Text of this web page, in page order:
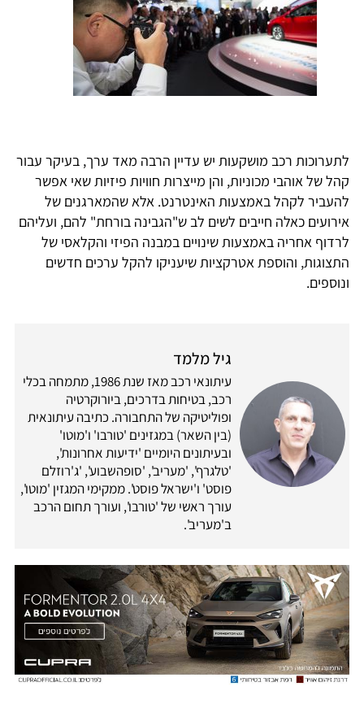
לתערוכות רכב מושקעות יש עדיין הרבה מאד ערך, בעיקר עבור
קהל של אוהבי מכוניות, והן מייצרות חוויות פיזיות שאי אפשר
להעביר לקהל באמצעות האינטרנט. אלא שהמארגנים של
אירועים כאלה חייבים לשים לב ש"הגבינה בורחת" להם, ועליהם
לרדוף אחריה באמצעות שינויים במבנה הפיזי והקלאסי של
התצוגות, והוספת אטרקציות שיעניקו להקל ערכים חדשים
ונוספים.
גיל מלמד
עיתונאי רכב מאז שנת 1986, מתמחה בכלי
רכב, בטיחות בדרכים, ביורוקרטיה
ופוליטיקה של התחבורה. כתיבה עיתונאית
(בין השאר) במגזינים 'טורבו' ו'מוטו'
ובעיתונים היומיים 'ידיעות אחרונות',
'טלגרף', 'מעריב', 'סופהשבוע', 'ג'רוזלם
פוסט' ו'ישראל פוסט'. ממקימי המגזין 'מוטו',
עורך ראשי של 'טורבו', ועורך תחום הרכב
ב'מעריב'.